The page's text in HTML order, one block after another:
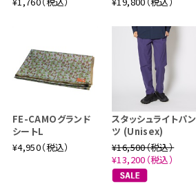
FE-CAMOグランド
シートL
¥4,950（税込）
スタッシュライトパン
ツ (Unisex)
¥16,500（税込）
¥13,200（税込）